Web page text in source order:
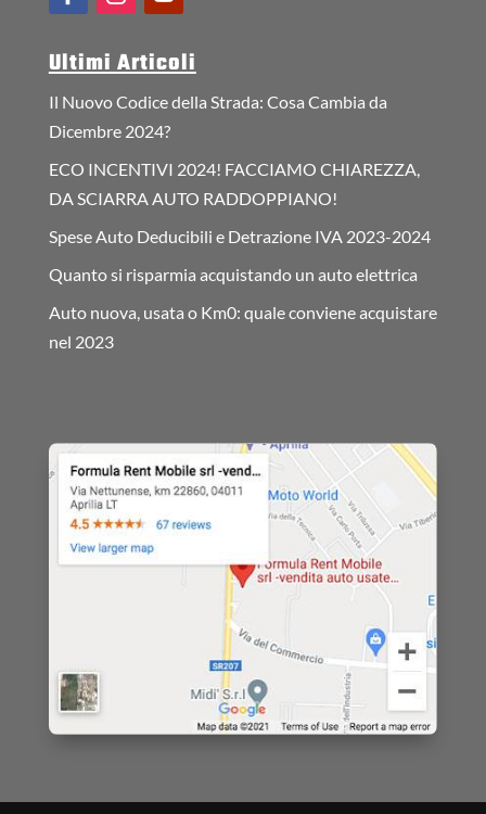
Ultimi Articoli
Il Nuovo Codice della Strada: Cosa Cambia da
Dicembre 2024?
ECO INCENTIVI 2024! FACCIAMO CHIAREZZA,
DA SCIARRA AUTO RADDOPPIANO!
Spese Auto Deducibili e Detrazione IVA 2023-2024
Quanto si risparmia acquistando un auto elettrica
Auto nuova, usata o Km0: quale conviene acquistare
nel 2023